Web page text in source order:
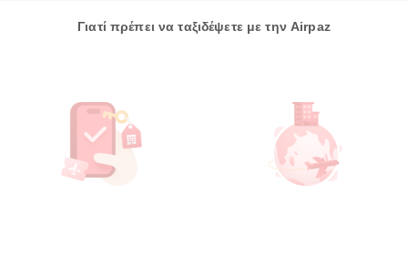
Γιατί πρέπει να ταξιδέψετε με την Airpaz